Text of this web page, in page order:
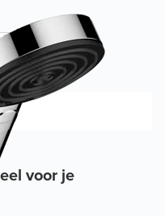
voor je